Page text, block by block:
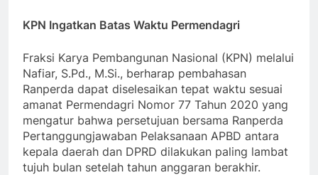
KPN Ingatkan Batas Waktu Permendagri
Fraksi Karya Pembangunan Nasional (KPN) melalui
Nafiar, S.Pd., M.Si., berharap pembahasan
Ranperda dapat diselesaikan tepat waktu sesuai
amanat Permendagri Nomor 77 Tahun 2020 yang
mengatur bahwa persetujuan bersama Ranperda
Pertanggungjawaban Pelaksanaan APBD antara
kepala daerah dan DPRD dilakukan paling lambat
tujuh bulan setelah tahun anggaran berakhir.